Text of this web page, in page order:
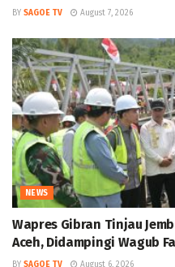
BY SAGOE TV August 7, 2026
NEWS
Wapres Gibran Tinjau
Aceh, Didampingi Wagub
BY SAGOE TV August 6, 2026